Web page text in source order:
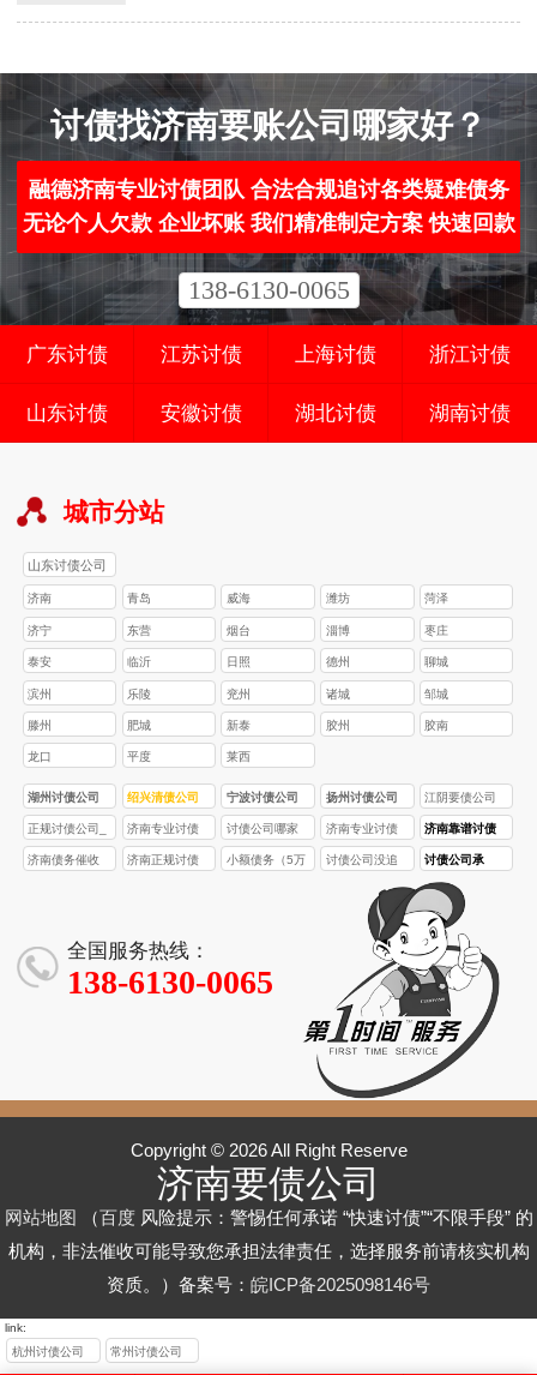
采用暴力、胁迫、恐吓、跟踪、骚扰等手
段催收…
讨债找济南要账公司哪家好？
融德济南专业讨债团队 合法合规追讨各类疑难债务
无论个人欠款 企业坏账 我们精准制定方案 快速回款
138-6130-0065
广东讨债 江苏讨债 上海讨债 浙江讨债
山东讨债 安徽讨债 湖北讨债 湖南讨债
城市分站
山东讨债公司
济南 青岛 威海 潍坊 菏泽
济宁 东营 烟台 淄博 枣庄
泰安 临沂 日照 德州 聊城
滨州 乐陵 兖州 诸城 邹城
滕州 肥城 新泰 胶州 胶南
龙口 平度 莱西
湖州讨债公司 绍兴清债公司 宁波讨债公司 扬州讨债公司 江阴要债公司
正规讨债公司_
济南青岛临沂
济南专业讨债
公司_济南青岛
讨债公司哪家
好？山东济南
济南专业讨债
公司_企业应收
欠款追回_合法
济南靠谱讨债
公司_合法高效
收费_济南本地
服务
济南债务催收
障
济南正规讨债
小额债务（5万
讨债公司没追
回欠款，要求
支付服务费合
理吗？该如何
讨债公司承
诺“3天/7天必
追回欠款”，可
信吗？为什
么？
全国服务热线：
138-6130-0065
Copyright © 2026 All Right Reserve
济南要债公司
网站地图 （百度风险提示：警惕任何承诺 “快速讨债”“不限手段” 的
机构，非法催收可能导致您承担法律责任，选择服务前请核实机构
资质。）备案号： 皖ICP备2025098146号
link:
杭州讨债公司
常州讨债公司